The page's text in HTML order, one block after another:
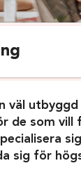
väl utbyggd
de som vill
sig för